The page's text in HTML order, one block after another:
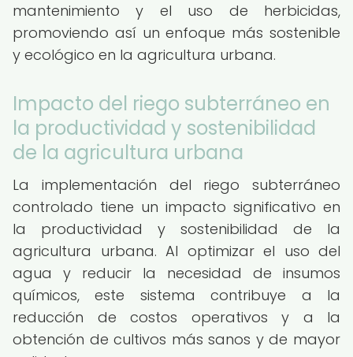
mantenimiento y el uso de herbicidas,
promoviendo así un enfoque más sostenible
y ecológico en la agricultura urbana.
Impacto del riego subterráneo en
la productividad y sostenibilidad
de la agricultura urbana
La implementación del riego subterráneo
controlado tiene un impacto significativo en
la productividad y sostenibilidad de la
agricultura urbana. Al optimizar el uso del
agua y reducir la necesidad de insumos
químicos, este sistema contribuye a la
reducción de costos operativos y a la
obtención de cultivos más sanos y de mayor